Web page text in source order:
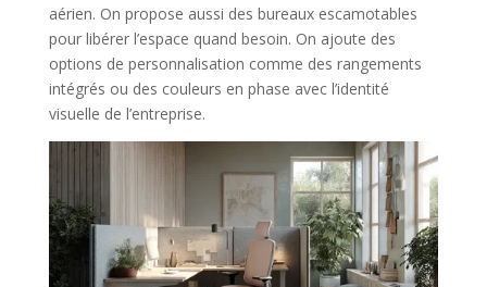
aérien. On propose aussi des bureaux escamotables
pour libérer l’espace quand besoin. On ajoute des
options de personnalisation comme des rangements
intégrés ou des couleurs en phase avec l’identité
visuelle de l’entreprise.